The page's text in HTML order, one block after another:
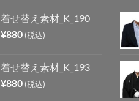
着せ替え素材_K_190
¥880 (税込)
着せ替え素材_K_193
¥880 (税込)